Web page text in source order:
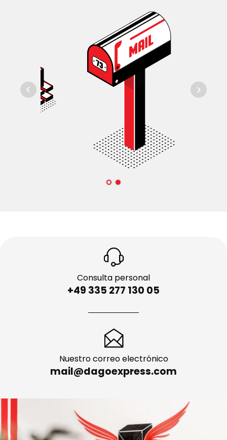
Consulta personal
+49 335 277 130 05
Nuestro correo electrónico
mail@dagoexpress.com